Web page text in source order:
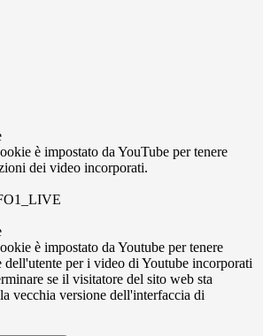
è impostato da YouTube per tenere
dei video incorporati.
è impostato da Youtube per tenere
dell'utente per i video di Youtube incorporati
se il visitatore del sito web sta
vecchia versione dell'interfaccia di